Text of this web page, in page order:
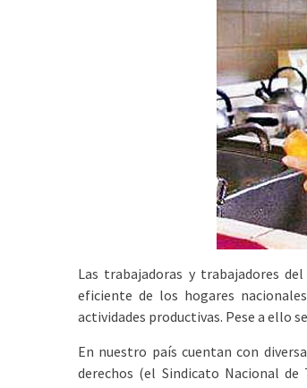
Las trabajadoras y trabajadores
eficiente de los hogares
actividades productivas. Pese a ello
En nuestro país cuentan con
derechos (el Sindicato Nacional de